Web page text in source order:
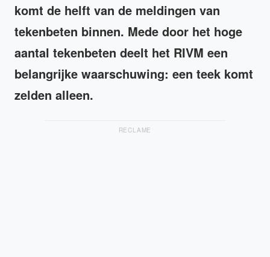
komt de helft van de meldingen van
tekenbeten binnen. Mede door het hoge
aantal tekenbeten deelt het RIVM een
belangrijke waarschuwing: een teek komt
zelden alleen.
RECLAME